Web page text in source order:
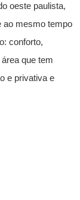
oeste paulista,
ao mesmo tempo
conforto,
que tem
e privativa e